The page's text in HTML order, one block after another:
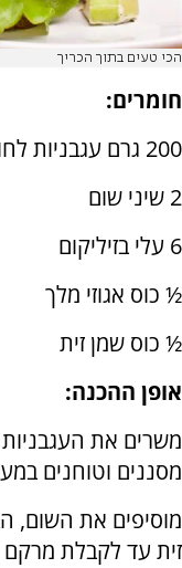
הכי טעים בתוך הכריך
חומרים:
200 גרם עגבניות לחות
2 שיני שום
6 עלי בזיליקום
½ כוס אגוזי מלך
½ כוס שמן זית
אופן ההכנה:
משרים את
מסננים וטוחנים
מוסיפים את השום,
זית עד לקבלת מרקם